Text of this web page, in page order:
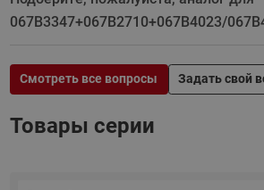
067B3347+067B2710+067B4023/
Смотреть все вопросы Задать свой
Товары серии